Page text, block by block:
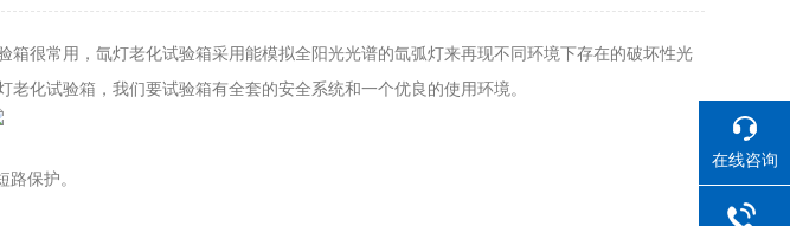
很常用，氙灯老化试验箱采用能模拟全阳光光谱的氙弧灯来再现不同环境下存在的破坏性光
化试验箱，我们要试验箱有全套的安全系统和一个优良的使用环境。
保护。
在线咨询